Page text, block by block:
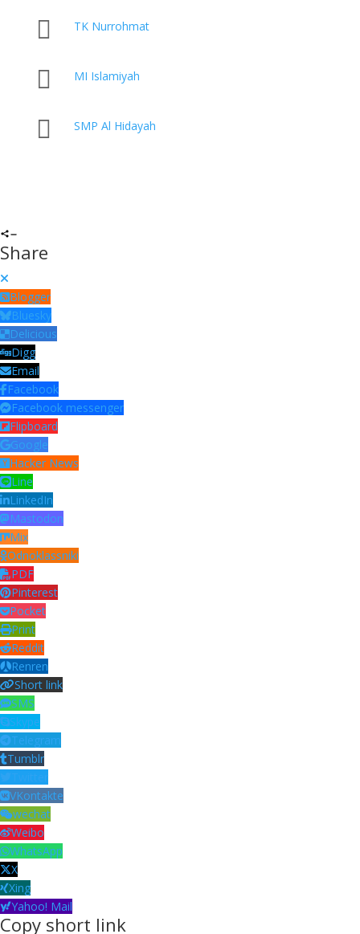
 TK Nurrohmat
 MI Islamiyah
 SMP Al Hidayah
Share
Blogger
Bluesky
Delicious
Digg
Email
Facebook
Facebook messenger
Flipboard
Google
Hacker News
Line
LinkedIn
Mastodon
Mix
Odnoklassniki
PDF
Pinterest
Pocket
Print
Reddit
Renren
Short link
SMS
Skype
Telegram
Tumblr
VKontakte
wechat
Weibo
WhatsApp
X
Xing
Yahoo! Mail
Copy short link